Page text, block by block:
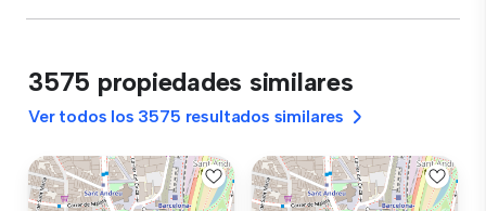
3575 propiedades similares
Ver todos los 3575 resultados similares